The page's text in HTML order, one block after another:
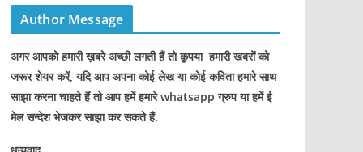
Author Message
अगर आपको हमारी ख़बरे अच्छी लगती हैं तो कृपया हमारी खबरों को
जरूर शेयर करें, यदि आप अपना कोई लेख या कोई कविता हमारे साथ
साझा करना चाहते हैं तो आप हमें हमारे whatsapp ग्रुप या हमें ई
मेल सन्देश भेजकर साझा कर सकते हैं.